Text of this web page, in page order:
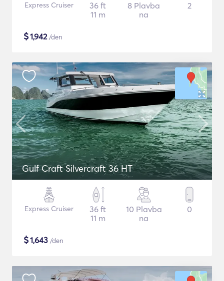
Express Cruiser
36 ft
11 m
8 Plavba
na
2
$1,942/den
Gulf Craft Silvercraft 36 HT
Express Cruiser
36 ft
11 m
10 Plavba
na
0
$1,643 /den